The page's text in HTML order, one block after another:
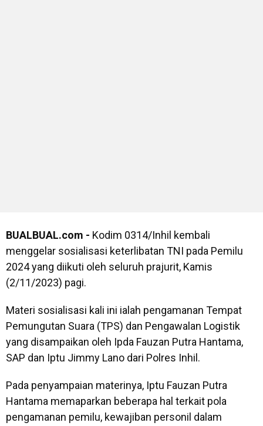
BUALBUAL.com - Kodim 0314/Inhil kembali
menggelar sosialisasi keterlibatan TNI pada Pemilu
2024 yang diikuti oleh seluruh prajurit, Kamis
(2/11/2023) pagi.
Materi sosialisasi kali ini ialah pengamanan Tempat
Pemungutan Suara (TPS) dan Pengawalan Logistik
yang disampaikan oleh Ipda Fauzan Putra Hantama,
SAP dan Iptu Jimmy Lano dari Polres Inhil.
Pada penyampaian materinya, Iptu Fauzan Putra
Hantama memaparkan beberapa hal terkait pola
pengamanan pemilu, kewajiban personil dalam